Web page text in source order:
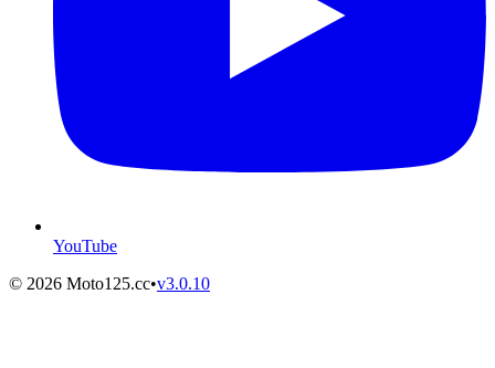
YouTube
© 2026 Moto125.cc•v3.0.10